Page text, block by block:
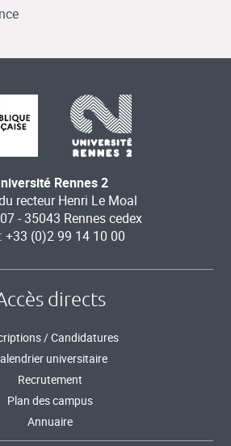
Rennes 2
recteur Henri Le Moal
- 35043 Rennes cedex
+33 (0)2 99 14 10 00
directs
/ Candidatures
universitaire
Recrutement
Plan des campus
Annuaire